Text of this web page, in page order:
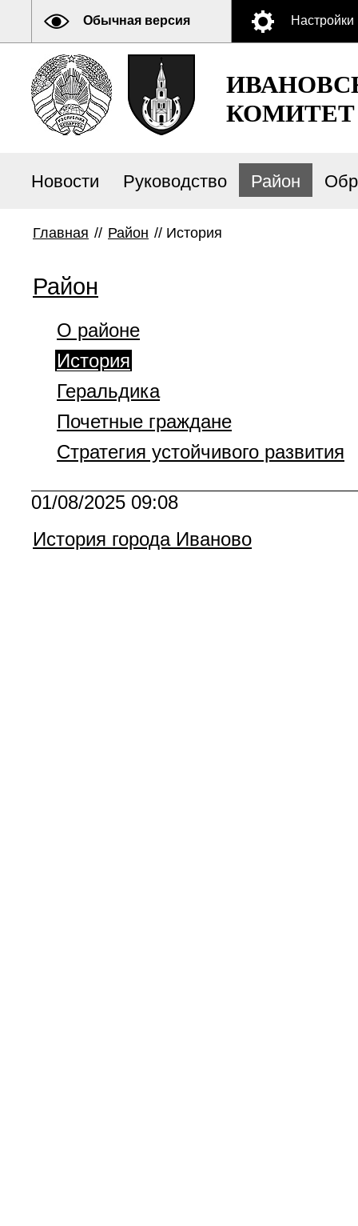
Обычная версия Настройки
КОМИТЕТ
Новости Руководство Район
Главная // Район // История
Район
О районе
История
Геральдика
Почетные граждане
Стратегия устойчивого развития
01/08/2025 09:08
История города Иваново